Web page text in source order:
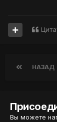
НАЗАД
Вы можете